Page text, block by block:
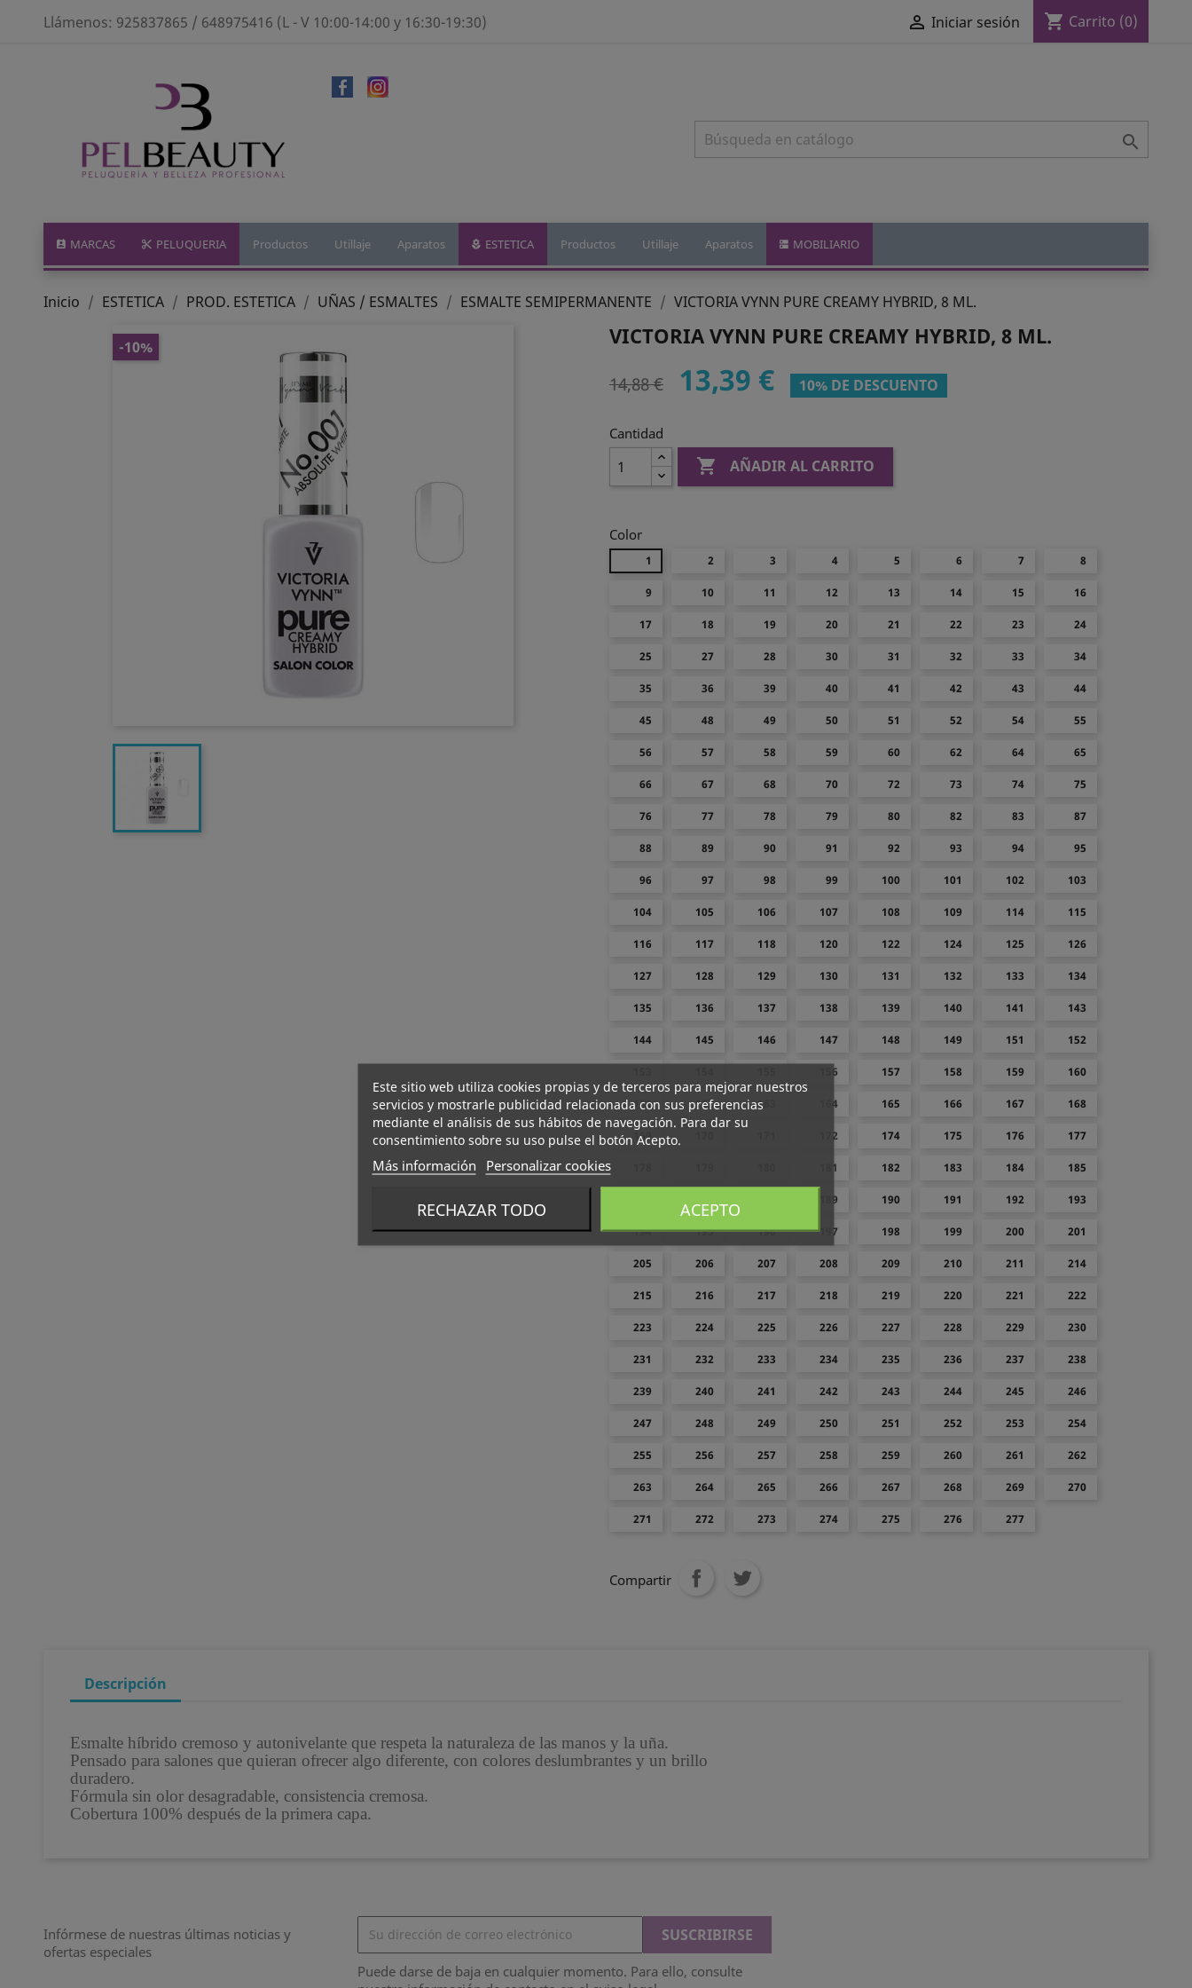
Llámenos: 925837865 / 648975416 (L - V 10:00-14:00 y 16:30-19:30)  Iniciar sesión shopping_cart Carrito (0)

MARCAS PELUQUERIA Productos Utillaje Aparatos ESTETICA Productos Utillaje Aparatos MOBILIARIO
Inicio ESTETICA PROD. ESTETICA UÑAS / ESMALTES ESMALTE SEMIPERMANENTE VICTORIA VYNN PURE CREAMY HYBRID, 8 ML.
-10% VICTORIA VYNN PURE CREAMY HYBRID, 8 ML.
14,88 € 13,39 € 10% DE DESCUENTO
Cantidad
 AÑADIR AL CARRITO
Color
1 2 3 4 5 6 7 8
9 10 11 12 13 14 15 16
17 18 19 20 21 22 23 24
25 27 28 30 31 32 33 34
35 36 39 40 41 42 43 44
45 48 49 50 51 52 54 55
56 57 58 59 60 62 64 65
66 67 68 70 72 73 74 75
76 77 78 79 80 82 83 87
88 89 90 91 92 93 94 95
96 97 98 99 100 101 102 103
104 105 106 107 108 109 114 115
116 117 118 120 122 124 125 126
127 128 129 130 131 132 133 134
135 136 137 138 139 140 141 143
144 145 146 147 148 149 151 152
156 157 158 159 160
161 162 163 164 165 166 167 168
169 172 174 175 176 177
181 182 183 184 185
189 190 191 192 193
194 195 196 197 198 199 200 201
205 206 207 208 209 210 211 214
215 216 217 218 219 220 221 222
223 224 225 226 227 228 229 230
231 232 233 234 235 236 237 238
239 240 241 242 243 244 245 246
247 248 249 250 251 252 253 254
255 256 257 258 259 260 261 262
263 264 265 266 267 268 269 270
271 272 273 274 275 276 277
Compartir
Descripción
Esmalte híbrido cremoso y autonivelante que respeta la naturaleza de las manos y la uña.
Pensado para salones que quieran ofrecer algo diferente, con colores deslumbrantes y un brillo
duradero.
Fórmula sin olor desagradable, consistencia cremosa.
Cobertura 100% después de la primera capa.
Infórmese de nuestras últimas noticias y
ofertas especiales
Puede darse de baja en cualquier momento. Para ello, consulte
Este sitio web utiliza cookies propias y de terceros para mejorar nuestros
servicios y mostrarle publicidad relacionada con sus preferencias
mediante el análisis de sus hábitos de navegación. Para dar su
consentimiento sobre su uso pulse el botón Acepto.
Más información Personalizar cookies
RECHAZAR TODO ACEPTO